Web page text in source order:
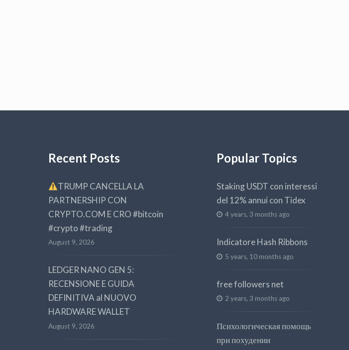
Recent Posts
TRUMP CANCELLA LA
PARTNERSHIP CON
CRYPTO.COM E CRO #bitcoin
#crypto #trading
August 9, 2026
LEDGER NANO GEN 5:
RECENSIONE E GUIDA
DEFINITIVA al NUOVO
HARDWARE WALLET
August 9, 2026
Popular Topics
Staking USDT con interessi
del 12% annui con Tidex
4 years, 3 months ago
Indicatore Hash Ribbons
5 years, 10 months ago
free followers net
2 years, 3 months ago
Психологическая помощь
при похудении